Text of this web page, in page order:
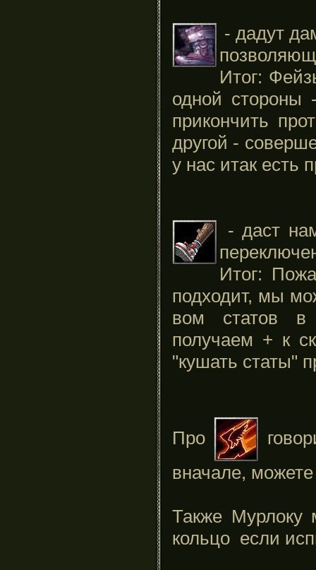
- дадут
Итог:
одной стороны
прикончить
другой -
у нас итак есть
- даст
Итог:
подходит, мы
вом статов в
получаем + к
"кушать статы"
Про
вначале,
Также Мурлоку
кольцо если